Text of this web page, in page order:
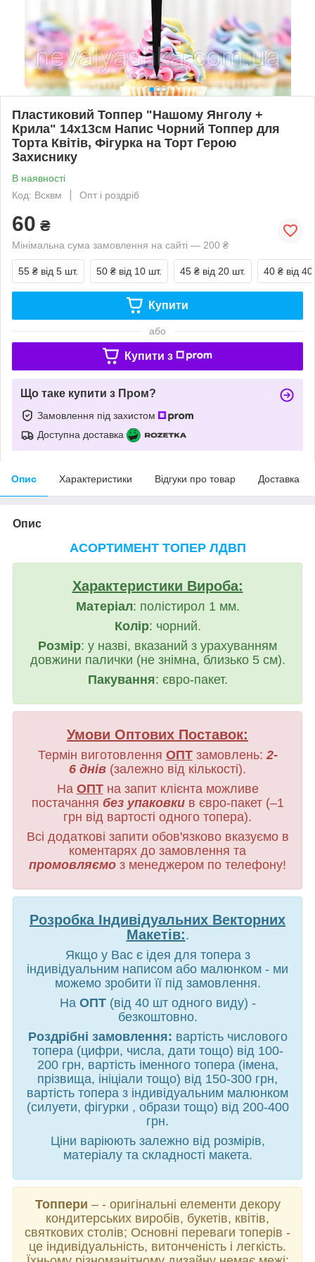
Пластиковий Топпер "Нашому Янголу +
Крила" 14х13cм Напис Чорний Топпер для
Торта Квітів, Фігурка на Торт Герою
Захиснику
В наявності
Код: Всквм
Опт і роздріб
60 ₴
Мінімальна сума замовлення на сайті — 200 ₴
55 ₴ від 5 шт. 50 ₴ від 10 шт. 45 ₴ від 20 шт. 40 ₴ від
Купити
або
Купити з
Що таке купити з Пром?
Замовлення під захистом
Доступна доставка
Опис Характеристики Відгуки про товар Доставка
Опис
АСОРТИМЕНТ ТОПЕР ЛДВП
Характеристики Вироба:
Матеріал: полістирол 1 мм.
Колір: чорний.
Розмір: у назві, вказаний з урахуванням
довжини палички (не знімна, близько 5 см).
Пакування: євро-пакет.
Умови Оптових Поставок:
Термін виготовлення ОПТзамовлень: 2-
6 днів (залежно від кількості).
На ОПТна запит клієнта можливе
постачання без упаковкив євро-пакет (–1
грн від вартості одного топера).
Всі додаткові запити обов'язково вказуємо в
коментарях до замовлення та
промовляємо з менеджером по телефону!
Розробка Індивідуальних Векторних
Макетів:.
Якщо у Вас є ідея для топера з
індивідуальним написом або малюнком - ми
можемо зробити її під замовлення.
На ОПТ(від 40 шт одного виду) -
безкоштовно.
Роздрібні замовлення: вартість числового
топера (цифри, числа, дати тощо) від 100-
200 грн, вартість іменного топера (імена,
прізвища, ініціали тощо) від 150-300 грн,
вартість топера з індивідуальним малюнком
(силуети, фігурки , образи тощо) від 200-400
грн.
Ціни варіюють залежно від розмірів,
матеріалу та складності макета.
Топпери – - оригінальні елементи декору
кондитерських виробів, букетів, квітів,
святкових столів; Основні переваги топерів -
це індивідуальність, витонченість і легкість.